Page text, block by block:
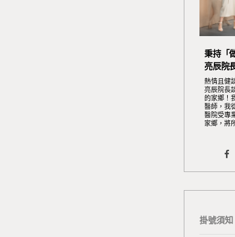
秉持「
亮辰院
熱情且健
亮辰院長
的家鄉！
醫師，我
醫院受專
家鄉，將
F
a
e
掛號須知